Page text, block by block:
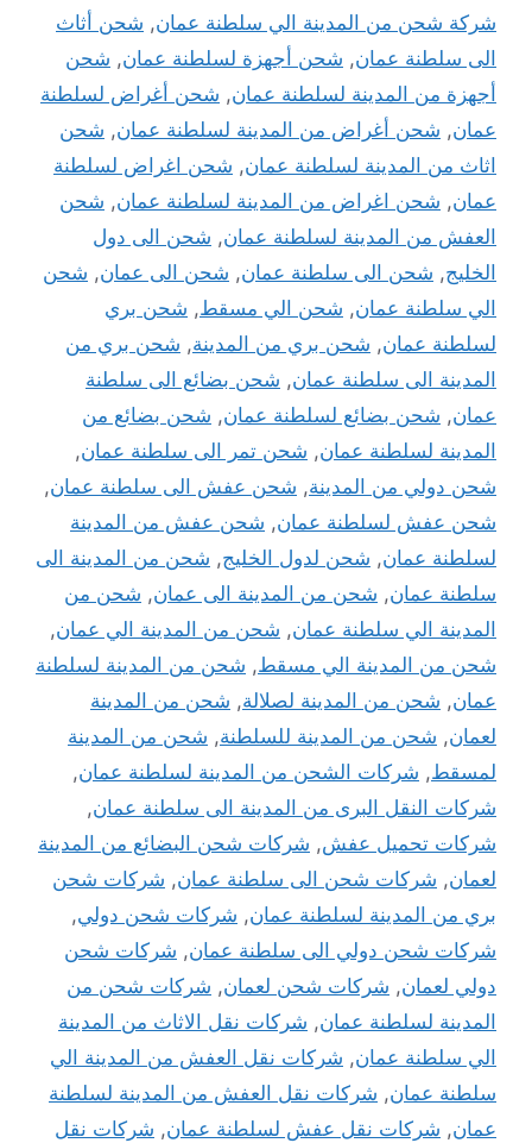
شركة شحن من المدينة الي سلطنة عمان, شحن أثاث
الى سلطنة عمان, شحن أجهزة لسلطنة عمان, شحن
أجهزة من المدينة لسلطنة عمان, شحن أغراض لسلطنة
عمان, شحن أغراض من المدينة لسلطنة عمان, شحن
اثاث من المدينة لسلطنة عمان, شحن اغراض لسلطنة
عمان, شحن اغراض من المدينة لسلطنة عمان, شحن
العفش من المدينة لسلطنة عمان, شحن الى دول
الخليج, شحن الى سلطنة عمان, شحن الى عمان, شحن
الي سلطنة عمان, شحن الي مسقط, شحن بري
لسلطنة عمان, شحن بري من المدينة, شحن بري من
المدينة الى سلطنة عمان, شحن بضائع الى سلطنة
عمان, شحن بضائع لسلطنة عمان, شحن بضائع من
المدينة لسلطنة عمان, شحن تمر الى سلطنة عمان,
شحن دولي من المدينة, شحن عفش الى سلطنة عمان,
شحن عفش لسلطنة عمان, شحن عفش من المدينة
لسلطنة عمان, شحن لدول الخليج, شحن من المدينة الى
سلطنة عمان, شحن من المدينة الى عمان, شحن من
المدينة الي سلطنة عمان, شحن من المدينة الي عمان,
شحن من المدينة الي مسقط, شحن من المدينة لسلطنة
عمان, شحن من المدينة لصلالة, شحن من المدينة
لعمان, شحن من المدينة للسلطنة, شحن من المدينة
لمسقط, شركات الشحن من المدينة لسلطنة عمان,
شركات النقل البرى من المدينة الى سلطنة عمان,
شركات تحميل عفش, شركات شحن البضائع من المدينة
لعمان, شركات شحن الى سلطنة عمان, شركات شحن
بري من المدينة لسلطنة عمان, شركات شحن دولي,
شركات شحن دولي الى سلطنة عمان, شركات شحن
دولي لعمان, شركات شحن لعمان, شركات شحن من
المدينة لسلطنة عمان, شركات نقل الاثاث من المدينة
الي سلطنة عمان, شركات نقل العفش من المدينة الي
سلطنة عمان, شركات نقل العفش من المدينة لسلطنة
عمان, شركات نقل عفش لسلطنة عمان, شركات نقل